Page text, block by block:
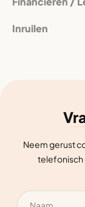
Inruilen
Neem gerust
telefonisch